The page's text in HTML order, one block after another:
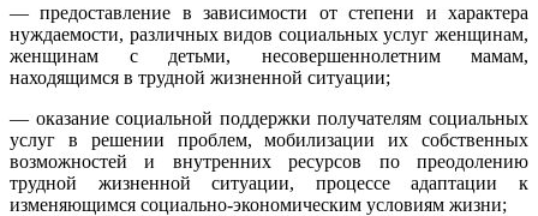
— предоставление в зависимости от степени и характера
нуждаемости, различных видов социальных услуг женщинам,
женщинам с детьми, несовершеннолетним мамам,
находящимся в трудной жизненной ситуации;
— оказание социальной поддержки получателям социальных
услуг в решении проблем, мобилизации их собственных
возможностей и внутренних ресурсов по преодолению
трудной жизненной ситуации, процессе адаптации к
изменяющимся социально-экономическим условиям жизни;